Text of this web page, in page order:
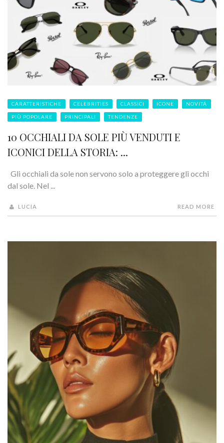
CARATTERISTICHE CELEBRITIES CLASSICI ICONE NOVITÁ
PIÙ POPOLARE PRINCIPALI TENDENZE
10 OCCHIALI DA SOLE PIÙ VENDUTI E
ICONICI DELLA STORIA: ...
Gli occhiali da sole non servono solo a proteggere gli occhi
dal sole. Nel ...
LUCIA READ MORE